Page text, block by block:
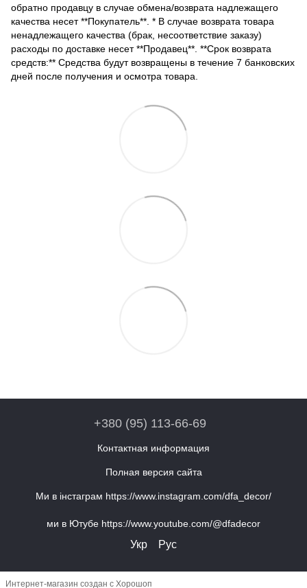
обратно продавцу в случае обмена/возврата надлежащего
качества несет **Покупатель**. * В случае возврата товара
ненадлежащего качества (брак, несоответствие заказу)
расходы по доставке несет **Продавец**. **Срок возврата
средств:** Средства будут возвращены в течение 7 банковских
дней после получения и осмотра товара.
+380 (95) 113-66-69
Контактная информация
Полная версия сайта
Ми в інстаграм https://www.instagram.com/dfa_decor/
ми в Ютубе https://www.youtube.com/@dfadecor
Укр Рус
Интернет-магазин создан с Хорошоп